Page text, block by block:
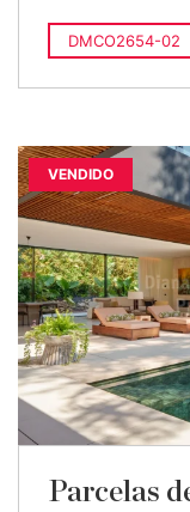
DMCO2654-02
VENDIDO
Parcelas